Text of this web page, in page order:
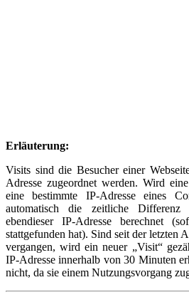
Erläuterung:
Visits sind die Besucher einer
Adresse zugeordnet werden. Wird
eine bestimmte IP-Adresse eines
automatisch die zeitliche
ebendieser IP-Adresse berechnet
stattgefunden hat). Sind seit der letzten
vergangen, wird ein neuer „Visit“
IP-Adresse innerhalb von 30 Minuten
nicht, da sie einem Nutzungsvorgang